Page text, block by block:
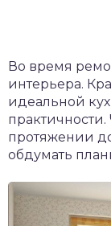
Во время
интерьера.
идеальной
протяжении
обдумать